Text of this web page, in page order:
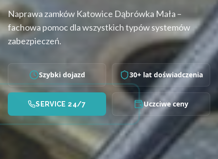
Naprawa zamków Katowice Dąbrówka Mała –
fachowa pomoc dla wszystkich typów systemów
zabezpieczeń.
Szybki dojazd 30+ lat doświadczenia
SERVICE 24/7 Uczciwe ceny